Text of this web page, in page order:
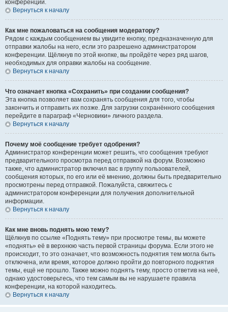
конференции.
Вернуться к началу
Как мне пожаловаться на сообщения модератору?
Рядом с каждым сообщением вы увидите кнопку, предназначенную для
отправки жалобы на него, если это разрешено администратором
конференции. Щёлкнув по этой кнопке, вы пройдёте через ряд шагов,
необходимых для оправки жалобы на сообщение.
Вернуться к началу
Что означает кнопка «Сохранить» при создании сообщения?
Эта кнопка позволяет вам сохранять сообщения для того, чтобы
закончить и отправить их позже. Для загрузки сохранённого сообщения
перейдите в параграф «Черновики» личного раздела.
Вернуться к началу
Почему моё сообщение требует одобрения?
Администратор конференции может решить, что сообщения требуют
предварительного просмотра перед отправкой на форум. Возможно
также, что администратор включил вас в группу пользователей,
сообщения которых, по его или её мнению, должны быть предварительно
просмотрены перед отправкой. Пожалуйста, свяжитесь с
администратором конференции для получения дополнительной
информации.
Вернуться к началу
Как мне вновь поднять мою тему?
Щёлкнув по ссылке «Поднять тему» при просмотре темы, вы можете
«поднять» её в верхнюю часть первой страницы форума. Если этого не
происходит, то это означает, что возможность поднятия тем могла быть
отключена, или время, которое должно пройти до повторного поднятия
темы, ещё не прошло. Также можно поднять тему, просто ответив на неё,
однако удостоверьтесь, что тем самым вы не нарушаете правила
конференции, на которой находитесь.
Вернуться к началу